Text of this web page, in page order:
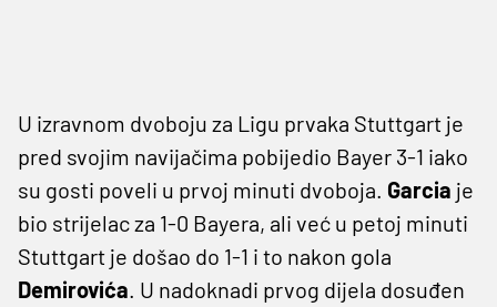
U izravnom dvoboju za Ligu prvaka Stuttgart je
pred svojim navijačima pobijedio Bayer 3-1 iako
su gosti poveli u prvoj minuti dvoboja. Garcia je
bio strijelac za 1-0 Bayera, ali već u petoj minuti
Stuttgart je došao do 1-1 i to nakon gola
Demirovića. U nadoknadi prvog dijela dosuđen